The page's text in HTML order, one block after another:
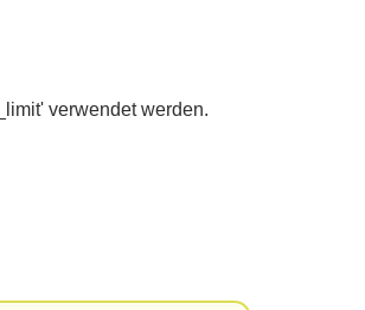
verwendet werden.